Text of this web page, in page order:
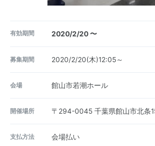
有効期間 2020/2/20 〜
募集期間 2020/2/20(木)12:05～
会場 館山市若潮ホール
開催場所 〒294-0045 千葉県館山市北条
支払方法 会場払い